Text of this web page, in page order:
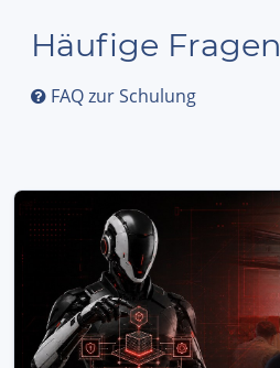
Häufige Fragen
FAQ zur Schulung